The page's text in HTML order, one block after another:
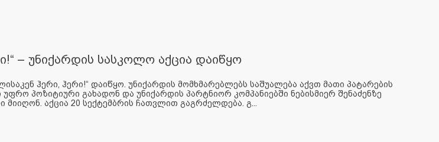
– უნიქარდის სასკოლო აქცია დაიწყო
ჰერი, ჰერი!“ დაიწყო. უნიქარდის მომხმარებლებს საშუალება აქვთ მათი პატარების
პოზიტიური გახადონ და უნიქარდის პარტნიორ კომპანიებში ნებისმიერ შენაძენზე
აქცია 20 სექტემბრის ჩათვლით გაგრძელდება. გ...